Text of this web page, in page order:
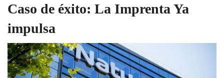
Caso de éxito: La Imprenta Ya
impulsa